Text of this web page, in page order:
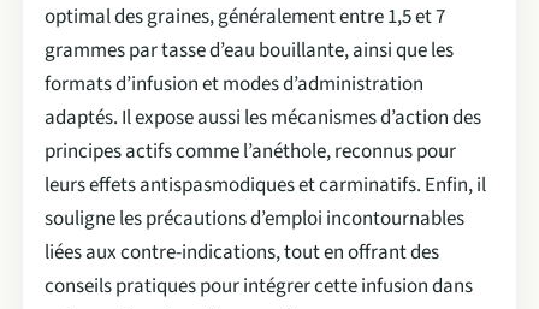
optimal des graines, généralement entre 1,5 et 7
grammes par tasse d’eau bouillante, ainsi que les
formats d’infusion et modes d’administration
adaptés. Il expose aussi les mécanismes d’action des
principes actifs comme l’anéthole, reconnus pour
leurs effets antispasmodiques et carminatifs. Enfin, il
souligne les précautions d’emploi incontournables
liées aux contre-indications, tout en offrant des
conseils pratiques pour intégrer cette infusion dans